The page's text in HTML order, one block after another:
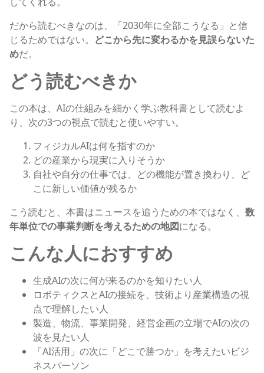
だから読むべきなのは、「2030年に全部こうなる」と信
じるためではない。 どこから先に変わるかを見誤らないた
めだ。
どう読むべきか
この本は、AIの仕組みを細かく学ぶ教科書として読むよ
り、次の3つの視点で読むと使いやすい。
フィジカルAIは何を指すのか
どの産業から現実に入りそうか
自社や自分の仕事では、どの機能が置き換わり、ど
こに新しい価値が残るか
こう読むと、本書はニュースを追うための本ではなく、 数
年単位での事業判断を考えるための地図になる。
こんな人におすすめ
生成AIの次に何が来るのかを知りたい人
ロボティクスとAIの接続を、技術より産業構造の視
点で理解したい人
製造、物流、事業開発、経営企画の立場でAIの次の
波を見たい人
「AI活用」の次に「どこで勝つか」を考えたいビジ
ネスパーソン